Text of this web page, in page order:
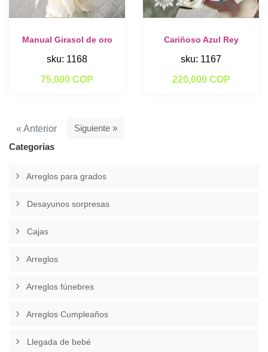
Manual Girasol de oro
sku: 1168
75,000 COP
Cariñoso Azul Rey
sku: 1167
220,000 COP
« Anterior
Siguiente »
Categorias
Arreglos para grados
Desayunos sorpresas
Cajas
Arreglos
Arreglos fúnebres
Arreglos Cumpleaños
Llegada de bebé